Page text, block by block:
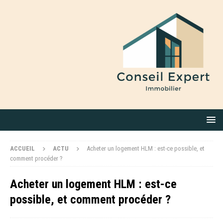
ACCUEIL ACTU
Acheter un logement HLM : est-ce possible, et
comment procéder ?
Acheter un logement HLM : est-ce
possible, et comment procéder ?